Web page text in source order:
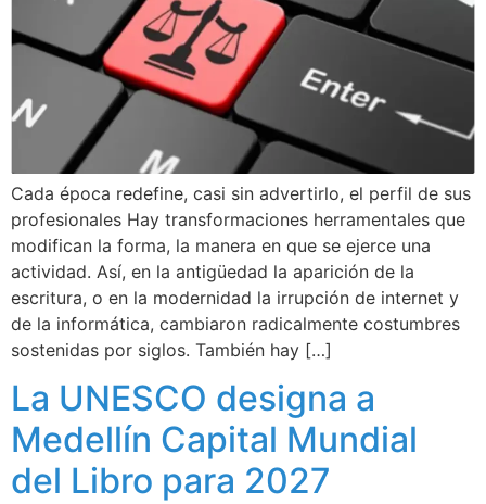
Cada época redefine, casi sin advertirlo, el perfil de sus
profesionales Hay transformaciones herramentales que
modifican la forma, la manera en que se ejerce una
actividad. Así, en la antigüedad la aparición de la
escritura, o en la modernidad la irrupción de internet y
de la informática, cambiaron radicalmente costumbres
sostenidas por siglos. También hay […]
La UNESCO designa a
Medellín Capital Mundial
del Libro para 2027